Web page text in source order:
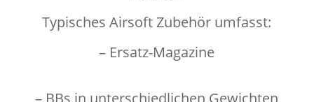
Typisches Airsoft Zubehör umfasst:
– Ersatz-Magazine
– BBs in unterschiedlichen Gewichten